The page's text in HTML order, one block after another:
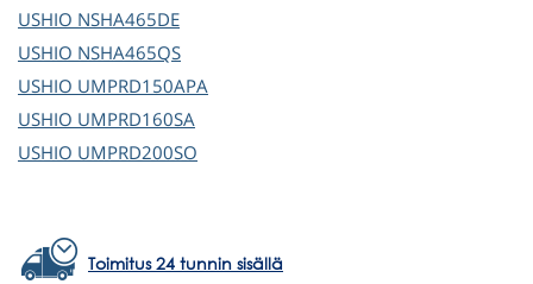
USHIO NSHA465DE
USHIO NSHA465QS
USHIO UMPRD150APA
USHIO UMPRD160SA
USHIO UMPRD200SO
Toimitus 24 tunnin sisällä